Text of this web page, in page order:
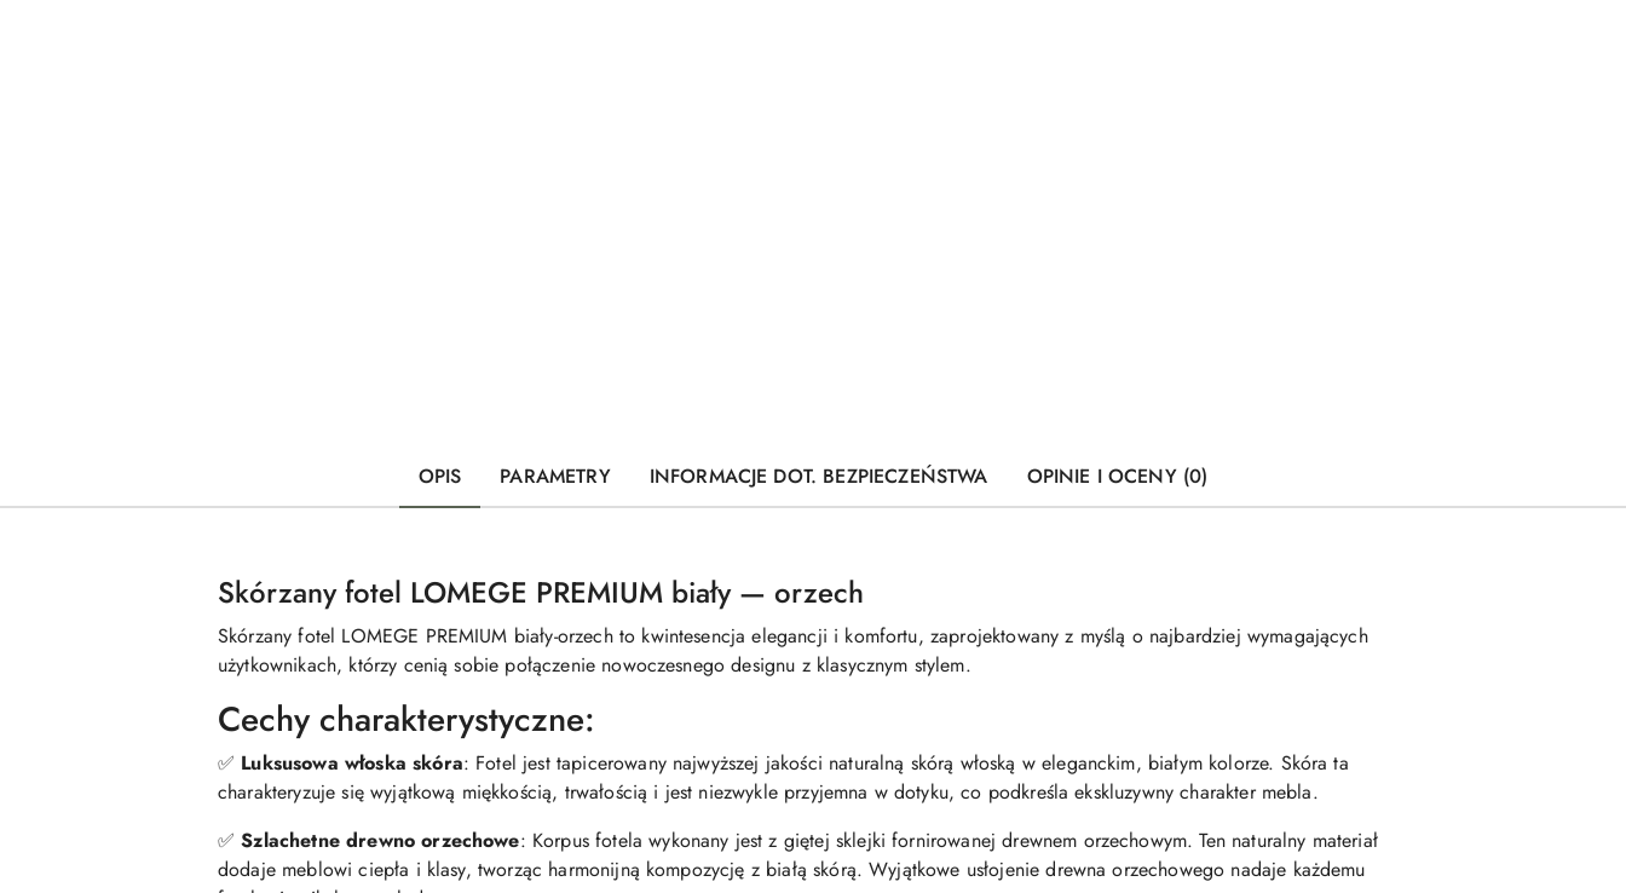
OPIS PARAMETRY INFORMACJE DOT. BEZPIECZEŃSTWA OPINIE I OCENY (0)
Skórzany fotel LOMEGE PREMIUM biały — orzech
Skórzany fotel LOMEGE PREMIUM biały-orzech to kwintesencja elegancji i komfortu, zaprojektowany z myślą o najbardziej wymagających
użytkownikach, którzy cenią sobie połączenie nowoczesnego designu z klasycznym stylem.
Cechy charakterystyczne:
✅ Luksusowa włoska skóra: Fotel jest tapicerowany najwyższej jakości naturalną skórą włoską w eleganckim, białym kolorze. Skóra ta
charakteryzuje się wyjątkową miękkością, trwałością i jest niezwykle przyjemna w dotyku, co podkreśla ekskluzywny charakter mebla.
✅Szlachetne drewno orzechowe: Korpus fotela wykonany jest z giętej sklejki fornirowanej drewnem orzechowym. Ten naturalny materiał
dodaje meblowi ciepła i klasy, tworząc harmonijną kompozycję z białą skórą. Wyjątkowe usłojenie drewna orzechowego nadaje każdemu